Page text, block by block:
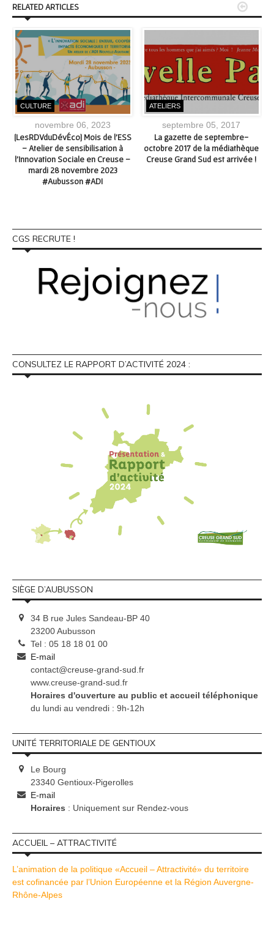
RELATED ARTICLES
CULTURE
novembre 06, 2023
[LesRDVduDévÉco] Mois de l’ESS
– Atelier de sensibilisation à
l’Innovation Sociale en Creuse –
mardi 28 novembre 2023
#Aubusson #ADI
ATELIERS
septembre 05, 2017
La gazette de septembre-
octobre 2017 de la médiathèque
Creuse Grand Sud est arrivée !

CGS RECRUTE !
CONSULTEZ LE RAPPORT D’ACTIVITÉ 2024 :
SIÈGE D’AUBUSSON
34 B rue Jules Sandeau-BP 40
23200 Aubusson
Tel : 05 18 18 01 00
E-mail
contact@creuse-grand-sud.fr
www.creuse-grand-sud.fr
Horaires d'ouverture au public et accueil téléphonique
du lundi au vendredi : 9h-12h
UNITÉ TERRITORIALE DE GENTIOUX
Le Bourg
23340 Gentioux-Pigerolles
E-mail
Horaires : Uniquement sur Rendez-vous
ACCUEIL – ATTRACTIVITÉ
L’animation de la politique «Accueil – Attractivité» du territoire
est cofinancée par l’Union Européenne et la Région Auvergne-
Rhône-Alpes